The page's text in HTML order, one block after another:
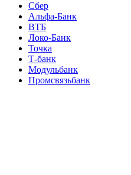
Сбер
Альфа-Банк
ВТБ
Локо-Банк
Точка
Т-банк
Модульбанк
Промсвязьбанк